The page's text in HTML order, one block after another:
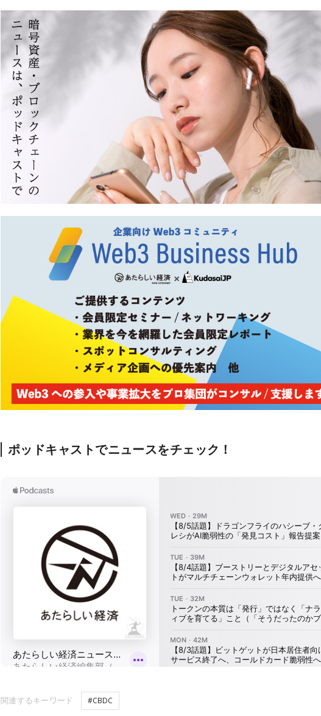
ポッドキャストでニュースをチェック！
関連するキーワード #CBDC